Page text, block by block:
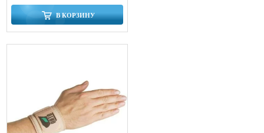
В КОРЗИНУ